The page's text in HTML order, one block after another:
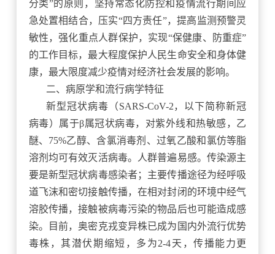
分类”的原则，坚持常态化防控和疫情流行期间应
急处置相结合，压实“四方责任”，提高监测预警灵
敏性，强化重点人群保护，实现“保健康、防重症”
的工作目标，最大程度保护人民生命安全和身体健
康，最大限度减少疫情对经济社会发展的影响。
二、病原学和流行病学特征
新型冠状病毒（SARS-CoV-2，以下简称新冠
病毒）属于β属冠状病毒，对紫外线和热敏感，乙
醚、75%乙醇、含氯消毒剂、过氧乙酸和氯仿等脂
溶剂均可有效灭活病毒。人群普遍易感。传染源主
要是新型冠状病毒感染者；主要传播途径为经呼吸
道飞沫和密切接触传播，在相对封闭的环境中经气
溶胶传播，接触被病毒污染的物品后也可能造成感
染。目前，奥密克戎变异株已成为国内外流行优势
毒株，其潜伏期缩短，多为2-4天，传播能力更